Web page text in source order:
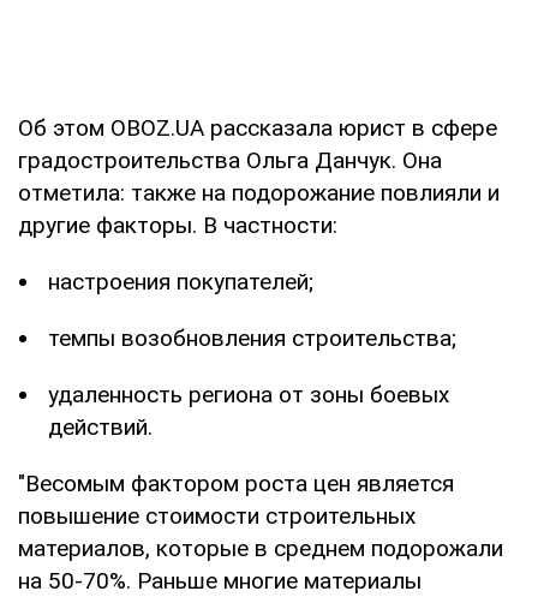
Об этом OBOZ.UA рассказала юрист в сфере
градостроительства Ольга Данчук. Она
отметила: также на подорожание повлияли и
другие факторы. В частности:
настроения покупателей;
темпы возобновления строительства;
удаленность региона от зоны боевых
действий.
"Весомым фактором роста цен является
повышение стоимости строительных
материалов, которые в среднем подорожали
на 50-70%. Раньше многие материалы